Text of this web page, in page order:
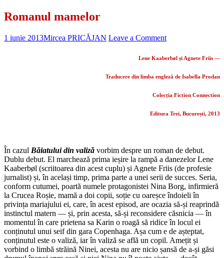
Romanul mamelor
1 iunie 2013Mircea PRICĂJAN Leave a Comment
Lene Kaaberbøl și Agnete Friis ―
Traducere din limba engleză de Isabella Prodan
Colecția Fiction Connection
Editura Trei, București, 2013
În cazul Băiatului din valiză vorbim despre un roman de debut.
Dublu debut. El marchează prima ieșire la rampă a danezelor Lene
Kaaberbøl (scriitoarea din acest cuplu) și Agnete Friis (de profesie
jurnalist) și, în același timp, prima parte a unei serii de succes. Seria,
conform cutumei, poartă numele protagonistei Nina Borg, infirmieră
la Crucea Roșie, mamă a doi copii, soție cu oareșce îndoieli în
privința mariajului ei, care, în acest episod, are ocazia să-și reaprindă
instinctul matern ― și, prin acesta, să-și reconsidere căsnicia ― în
momentul în care prietena sa Karin o roagă să ridice în locul ei
conținutul unui seif din gara Copenhaga. Așa cum e de așteptat,
conținutul este o valiză, iar în valiză se află un copil. Amețit și
vorbind o limbă străină Ninei, acesta nu are nicio șansă de a-și găsi